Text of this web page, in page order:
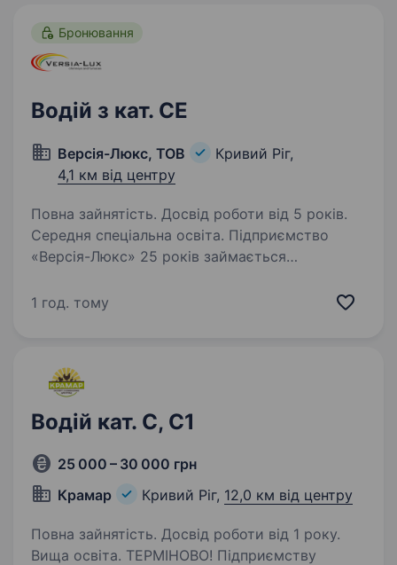
Бронювання
Водій з кат. СЕ
Версія-Люкс, ТОВ
Кривий Ріг,
4,1 км від центру
Повна зайнятість. Досвід роботи від 5 років.
Середня спеціальна освіта. Підприємство
«Версія-Люкс» 25 років займається
систем, вентиляційних систем.
Техбази. Запрошуємо…
1 год. тому
Водій кат. С, С1
25 000 – 30 000 грн
Крамар
Кривий Ріг, 12,0 км від центру
Повна зайнятість. Досвід роботи від 1 року.
Вища освіта. ТЕРМІНОВО! Підприємству